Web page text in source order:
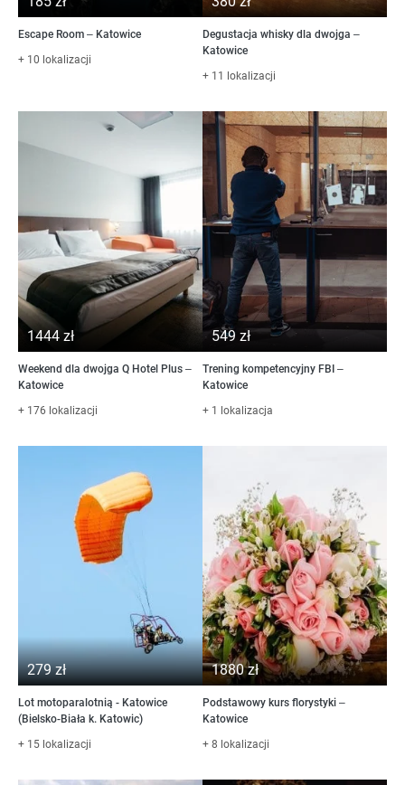
Escape Room – Katowice
+ 10 lokalizacji
Degustacja whisky dla dwojga –
Katowice
+ 11 lokalizacji
1444 zł
Weekend dla dwojga Q Hotel Plus –
Katowice
+ 176 lokalizacji
549 zł
Trening kompetencyjny FBI –
Katowice
+ 1 lokalizacja
279 zł
Lot motoparalotnią - Katowice
(Bielsko-Biała k. Katowic)
+ 15 lokalizacji
1880 zł
Podstawowy kurs florystyki –
Katowice
+ 8 lokalizacji